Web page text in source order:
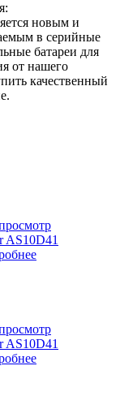
новым и
в серийные
батареи для
от нашего
качественный
AS10D41
AS10D41